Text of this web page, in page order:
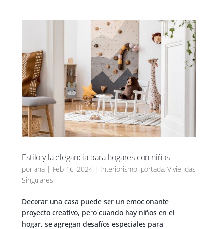
Estilo y la elegancia para hogares con niños
por ana| Feb 16, 2024| Interiorismo, portada, Viviendas
Singulares
Decorar una casa puede ser un emocionante
proyecto creativo, pero cuando hay niños en el
hogar, se agregan desafíos especiales para